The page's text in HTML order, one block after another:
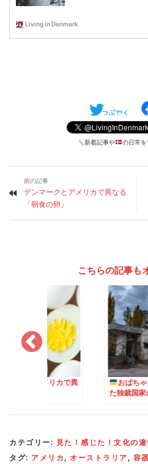
＼新着記事や の日常
前の記事
デンマークとアメリカで異なる
「朝食の卵」
こちらの記事も
とアメリカで異
おばちゃんが
た独裁国家の怖さ
カテゴリー: 見た！感じた！文化の違
タグ: アメリカ, オーストラリア, 容器